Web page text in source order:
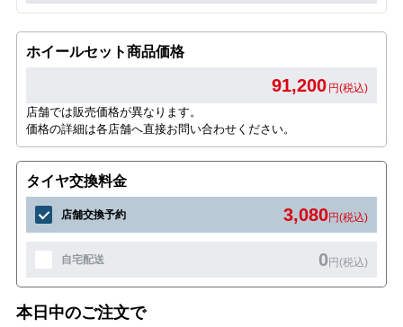
ホイールセット商品価格
91,200 円(税込)
店舗では販売価格が異なります。
価格の詳細は各店舗へ直接お問い合わせください。
タイヤ交換料金
店舗交換予約 3,080円(税込)
自宅配送 0円(税込)
本日中のご注文で